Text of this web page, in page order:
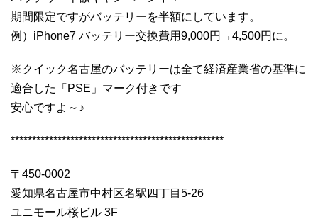
期間限定ですがバッテリーを半額にしています。
例）iPhone7 バッテリー交換費用9,000円→4,500円に。
※クイック名古屋のバッテリーは全て経済産業省の基準に
適合した「PSE」マーク付きです
安心ですよ～♪
**************************************************
〒450-0002
愛知県名古屋市中村区名駅四丁目5-26
ユニモール桜ビル 3F